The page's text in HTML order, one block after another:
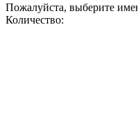
Пожалуйста, выберите
Количество: